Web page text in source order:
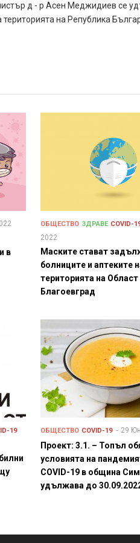
д - р Асен Меджидиев се
на Република
в
ОБЩЕСТВО ЗДРАВЕ COVID-
2022
Маските стават
болниците и аптеките
територията на Област
Благоевград
19 ОБЩЕСТВО COVID-19 29
Проект: 3.1. – Топъл
условията на
COVID-19 в община
удължава до